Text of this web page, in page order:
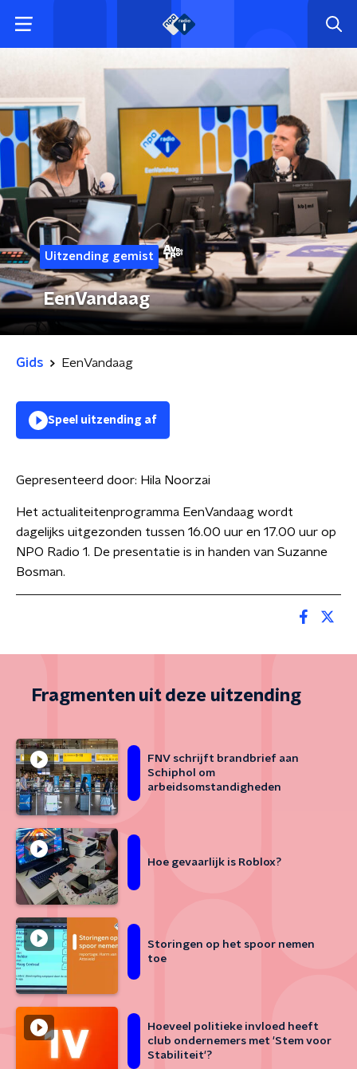
Uitzending gemist
EenVandaag
Gids EenVandaag
Speel uitzending af
Gepresenteerd door: Hila Noorzai
Het actualiteitenprogramma EenVandaag wordt
dagelijks uitgezonden tussen 16.00 uur en 17.00 uur op
NPO Radio 1. De presentatie is in handen van Suzanne
Bosman.
Fragmenten uit deze uitzending
FNV schrijft brandbrief aan
Schiphol om
arbeidsomstandigheden
Hoe gevaarlijk is Roblox?
Storingen op het spoor nemen
toe
Hoeveel politieke invloed heeft
club ondernemers met 'Stem voor
Stabiliteit'?